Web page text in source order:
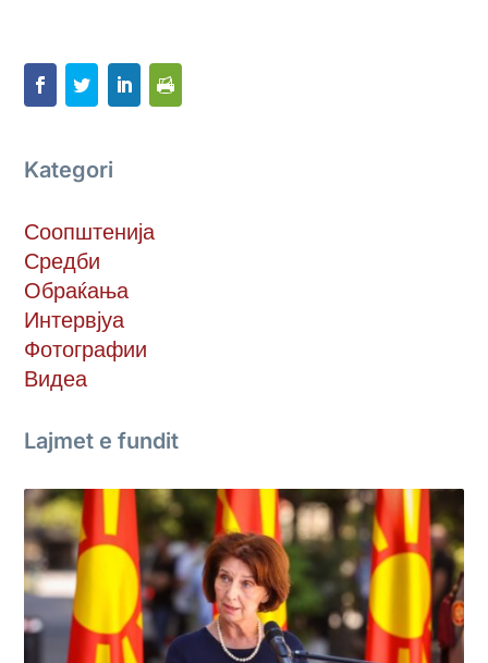
Kategori
Соопштенија
Средби
Обраќања
Интервјуа
Фотографии
Видеа
Lajmet e fundit